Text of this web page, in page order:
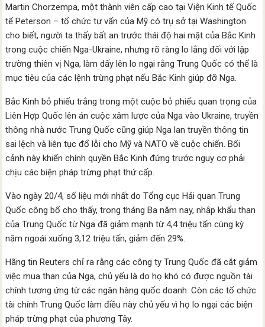
Martin Chorzempa, một thành viên cấp cao tại Viện Kinh tế Quốc
tế Peterson – tổ chức tư vấn của Mỹ có trụ sở tại Washington
cho biết, người ta thấy bất an trước thái độ hai mặt của Bắc Kinh
trong cuộc chiến Nga-Ukraine, nhưng rõ ràng lo lắng đối với lập
trường thiên vị Nga, làm dấy lên lo ngại rằng Trung Quốc có thể là
mục tiêu của các lệnh trừng phạt nếu Bắc Kinh giúp đỡ Nga.
Bắc Kinh bỏ phiếu trắng trong một cuộc bỏ phiếu quan trọng của
Liên Hợp Quốc lên án cuộc xâm lược của Nga vào Ukraine, truyền
thông nhà nước Trung Quốc cũng giúp Nga lan truyền thông tin
sai lệch và liên tục đổ lỗi cho Mỹ và NATO về cuộc chiến. Bối
cảnh này khiến chính quyền Bắc Kinh đứng trước nguy cơ phải
chịu các biện pháp trừng phạt thứ cấp.
Vào ngày 20/4, số liệu mới nhất do Tổng cục Hải quan Trung
Quốc công bố cho thấy, trong tháng Ba năm nay, nhập khẩu than
của Trung Quốc từ Nga đã giảm mạnh từ 4,4 triệu tấn cùng kỳ
năm ngoái xuống 3,12 triệu tấn, giảm đến 29%.
Hãng tin Reuters chỉ ra rằng các công ty Trung Quốc đã cắt giảm
việc mua than của Nga, chủ yếu là do họ khó có được nguồn tài
chính tương ứng từ các ngân hàng quốc doanh. Còn các tổ chức
tài chính Trung Quốc làm điều này chủ yếu vì họ lo ngại các biện
pháp trừng phạt của phương Tây.